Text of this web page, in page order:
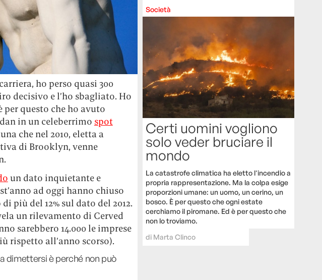
ho perso quasi 300
decisivo e l’ho sbagliato. Ho
questo che ho avuto
in un celeberrimo spot
che nel 2010, eletta a
di Brooklyn, venne
un dato inquietante e
ad oggi hanno chiuso
più del 12% sul dato del 2012.
un rilevamento di Cerved
sarebbero 14.000 le imprese
rispetto all’anno scorso).
dimettersi è perché non può
Società
Certi uomini vogliono
solo veder bruciare il
mondo
La catastrofe climatica ha eletto l'incendio a
propria rappresentazione. Ma la colpa esige
proporzioni umane: un uomo, un cerino, un
bosco. È per questo che ogni estate
cerchiamo il piromane. Ed è per questo che
non lo troviamo.
di Marta Clinco